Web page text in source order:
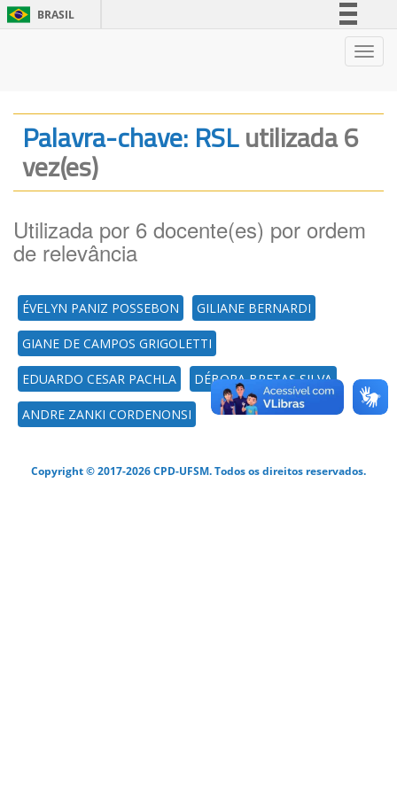
BRASIL
Legislação
Palavra-chave: RSLutilizada 6
vez(es)
Utilizada por 6 docente(es) por ordem
de relevância
ÉVELYN PANIZ POSSEBON GILIANE BERNARDI
GIANE DE CAMPOS GRIGOLETTI
EDUARDO CESAR PACHLA DÉBORA BRETAS SILVA
ANDRE ZANKI CORDENONSI
Copyright © 2017-2026 CPD-UFSM. Todos os direitos reservados.